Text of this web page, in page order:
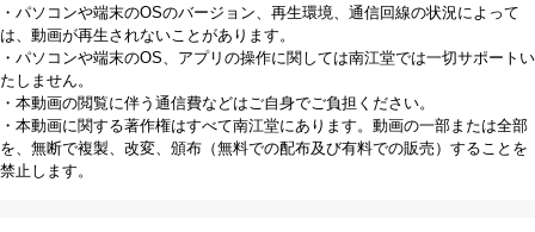
・パソコンや端末のOSのバージョン、再生環境、通信回線の状況によって
は、動画が再生されないことがあります。
・パソコンや端末のOS、アプリの操作に関しては南江堂では一切サポートい
たしません。
・本動画の閲覧に伴う通信費などはご自身でご負担ください。
・本動画に関する著作権はすべて南江堂にあります。動画の一部または全部
を、無断で複製、改変、頒布（無料での配布及び有料での販売）することを
禁止します。